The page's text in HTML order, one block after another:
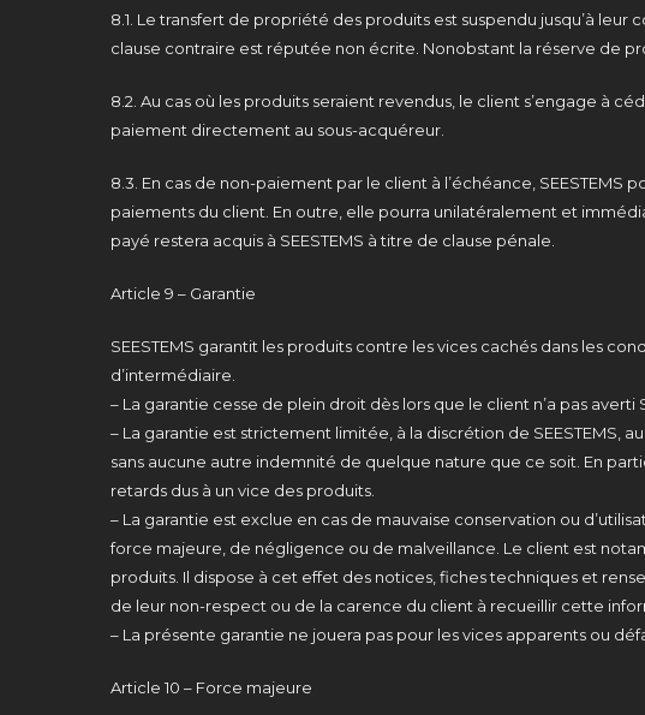
8.1. Le transfert de propriété des produits est suspendu jusqu’à
clause contraire est réputée non écrite. Nonobstant la réserve de
8.2. Au cas où les produits seraient revendus, le client s’engage à
paiement directement au sous-acquéreur.
8.3. En cas de non-paiement par le client à l’échéance,
paiements du client. En outre, elle pourra unilatéralement et
payé restera acquis à SEESTEMS à titre de clause pénale.
Article 9 – Garantie
SEESTEMS garantit les produits contre les vices cachés dans les
d’intermédiaire.
– La garantie cesse de plein droit dès lors que le client n’a pas averti
– La garantie est strictement limitée, à la discrétion de SEESTEMS,
sans aucune autre indemnité de quelque nature que ce soit. En
retards dus à un vice des produits.
– La garantie est exclue en cas de mauvaise conservation ou
force majeure, de négligence ou de malveillance. Le client est
produits. Il dispose à cet effet des notices, fiches techniques et
de leur non-respect ou de la carence du client à recueillir cette
– La présente garantie ne jouera pas pour les vices apparents ou
Article 10 – Force majeure